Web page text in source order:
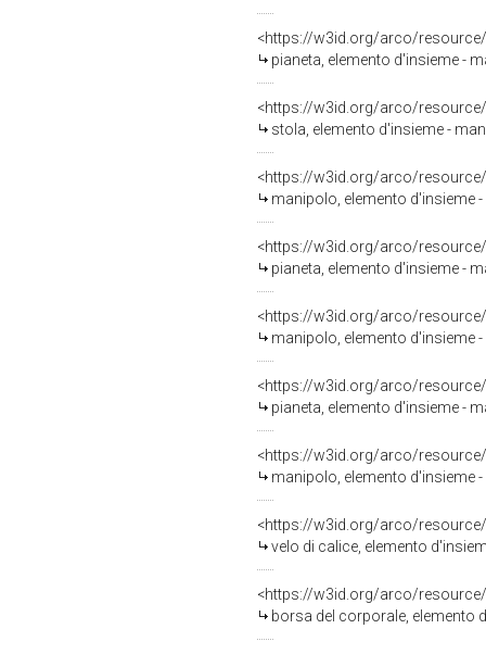
<https://w3id.org/arco/
pianeta, elemento d'insieme -
<https://w3id.org/arco/
stola, elemento d'insieme -
<https://w3id.org/arco/
manipolo, elemento d'insieme
<https://w3id.org/arco/
pianeta, elemento d'insieme -
<https://w3id.org/arco/
manipolo, elemento d'insieme
<https://w3id.org/arco/
pianeta, elemento d'insieme -
<https://w3id.org/arco/
manipolo, elemento d'insieme
<https://w3id.org/arco/
velo di calice, elemento
<https://w3id.org/arco/
borsa del corporale, elemento